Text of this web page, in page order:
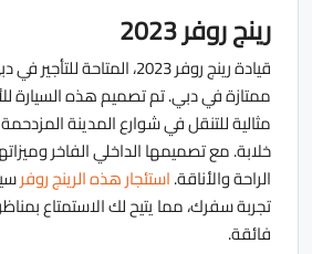
رينج روفر 2023
قيادة رينج روفر 2023، المتاحة
ممتازة في دبي. تم تصميم هذه السيارة
مثالية للتنقل في شوارع المدينة
خلابة. مع تصميمها الداخلي الفاخر
الراحة والأناقة.استئجار هذه الرينج روفر
تجربة سفرك، مما يتيح لك الاستمتاع
فائقة.